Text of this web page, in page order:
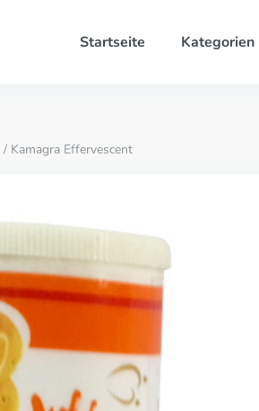
Startseite Kategorien
/ Kamagra Effervescent